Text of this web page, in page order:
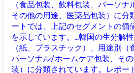
（食品包装、飲料包装、パーソナ
その他の用途、医薬品包装）に分
ートでは、上記のセグメントの価
を示しています。...韓国の生分解
（紙、プラスチック）、用途別（
パーソナル/ホームケア包装、そ
装）に分類されています。レポー